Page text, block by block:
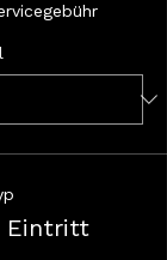
Eintritt